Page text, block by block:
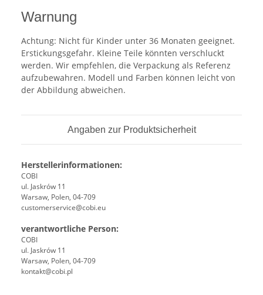
Warnung
Achtung: Nicht für Kinder unter 36 Monaten geeignet.
Erstickungsgefahr. Kleine Teile könnten verschluckt
werden. Wir empfehlen, die Verpackung als Referenz
aufzubewahren. Modell und Farben können leicht von
der Abbildung abweichen.
Angaben zur Produktsicherheit
Herstellerinformationen:
COBI
ul. Jaskrów 11
Warsaw, Polen, 04-709
customerservice@cobi.eu
verantwortliche Person:
COBI
ul. Jaskrów 11
Warsaw, Polen, 04-709
kontakt@cobi.pl